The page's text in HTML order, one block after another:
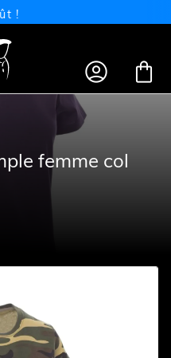
 
femme col